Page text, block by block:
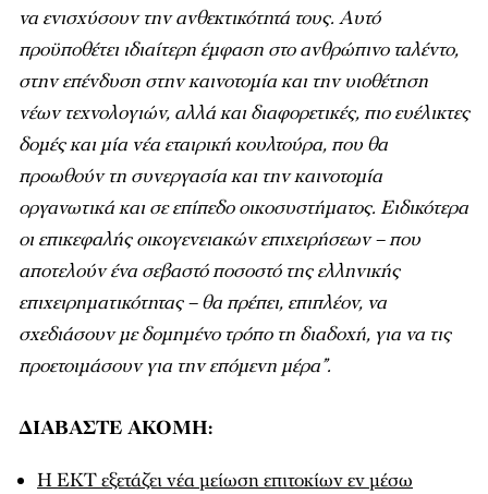
να ενισχύσουν την ανθεκτικότητά τους. Αυτό
προϋποθέτει ιδιαίτερη έμφαση στο ανθρώπινο ταλέντο,
στην επένδυση στην καινοτομία και την υιοθέτηση
νέων τεχνολογιών, αλλά και διαφορετικές, πιο ευέλικτες
δομές και μία νέα εταιρική κουλτούρα, που θα
προωθούν τη συνεργασία και την καινοτομία
οργανωτικά και σε επίπεδο οικοσυστήματος. Ειδικότερα
οι επικεφαλής οικογενειακών επιχειρήσεων – που
αποτελούν ένα σεβαστό ποσοστό της ελληνικής
επιχειρηματικότητας – θα πρέπει, επιπλέον, να
σχεδιάσουν με δομημένο τρόπο τη διαδοχή, για να τις
προετοιμάσουν για την επόμενη μέρα”.
ΔΙΑΒΑΣΤΕ ΑΚΟΜΗ:
Η ΕΚΤ εξετάζει νέα μείωση επιτοκίων εν μέσω